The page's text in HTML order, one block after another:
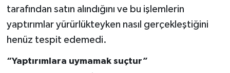
tarafından satın alındığını ve bu işlemlerin
yaptırımlar yürürlükteyken nasıl gerçekleştiğini
henüz tespit edemedi.
“Yaptırımlara uymamak suçtur”